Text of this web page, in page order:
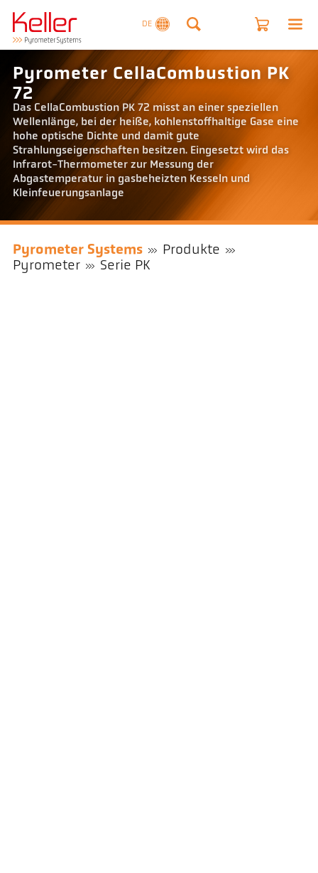
DE
Pyrometer CellaCombustion PK
72
Das CellaCombustion PK 72 misst an einer speziellen
Wellenlänge, bei der heiße, kohlenstoffhaltige Gase eine
hohe optische Dichte und damit gute
Strahlungseigenschaften besitzen. Eingesetzt wird das
Infrarot-Thermometer zur Messung der
Abgastemperatur in gasbeheizten Kesseln und
Kleinfeuerungsanlage
Pyrometer Systems
Produkte
Pyrometer
Serie PK